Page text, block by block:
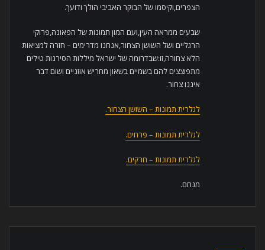
הצפרים,וקיסמו של הבוקר האביבי הולך ודועך.
שבעים ממראה העין,ועם המון תמונות של הפאונה,פרוקי
הרגליים ושל השושן הצחור,אנחנו מדרימים – חזרה למציאות
הלא צחורה,זו:שבדרומה של ישראל מיללות הסירנות טילים
מתפוצצים להם בשמיים בשאון מחריש אוזניים ושום דבר
איננו צחור.
לגלרית תמונות – השושן הצחור.
לגלרית תמונות – פרחים.
לגלרית תמונות – חרקים.
מנחם.